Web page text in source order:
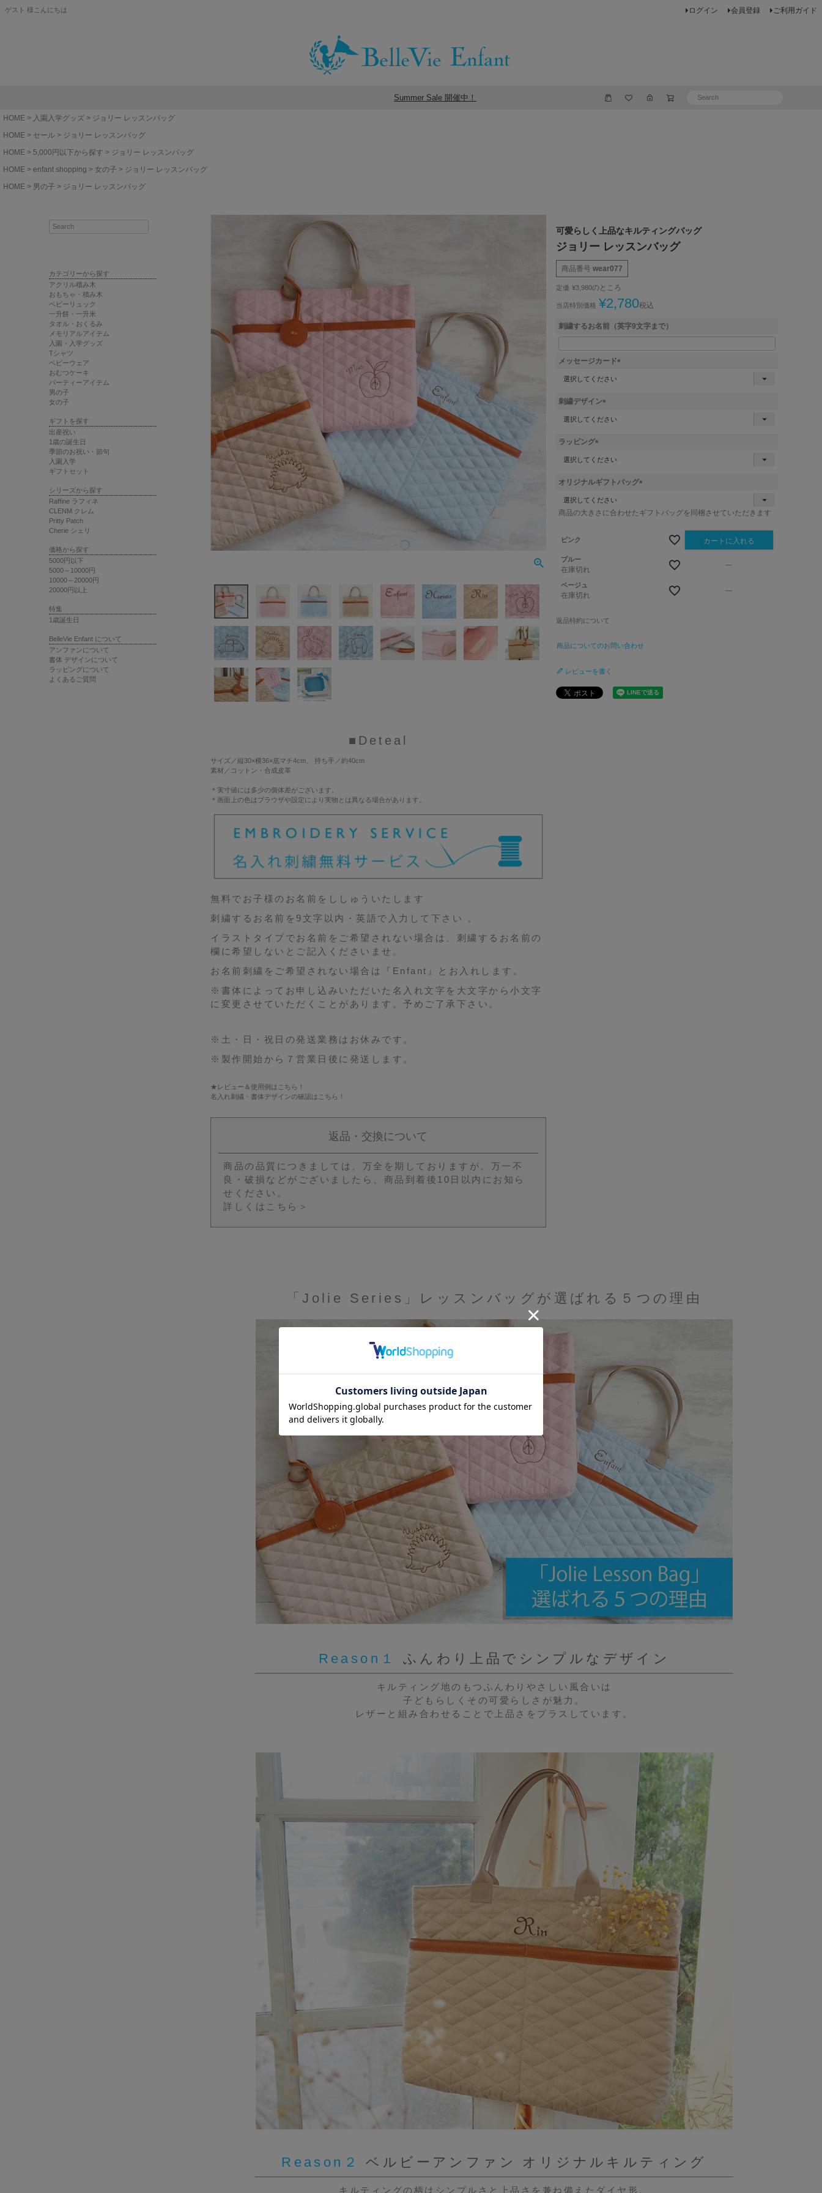
ゲスト 様こんにちは ログイン 会員登録 ご利用ガイド
Summer Sale 開催中！
HOME 入園入学グッズ
ジョリー レッスンバッグ
HOME
セール
ジョリー レッスンバッグ
HOME
5,000円以下から探す
ジョリー レッスンバッグ
HOME
enfant shopping 女の子
ジョリー レッスンバッグ
HOME
男の子 ジョリー レッスンバッグ
カテゴリーから探す
アクリル積み木
おもちゃ・積み木
ベビーリュック
一升餅・一升米
タオル・おくるみ
メモリアルアイテム
入園・入学グッズ
Tシャツ
ベビーウェア
おむつケーキ
パーティーアイテム
男の子
女の子
ギフトを探す
出産祝い
1歳の誕生日
季節のお祝い・節句
入園入学
ギフトセット
シリーズから探す
Raffine ラフィネ
CLENM クレム
Pritty Patch
Cherie シェリ
価格から探す
5000円以下
5000～10000円
10000～20000円
20000円以上
特集
1歳誕生日
BelleVie Enfant について
アンファンについて
書体 デザインについて
ラッピングについて
よくあるご質問
■Deteal
サイズ ／縦30×横36×底マチ4cm、 持ち手／約40cm
素材 ／コットン・合成皮革
＊実寸値には多少の個体差がございます。
＊画面上の色はブラウザや設定により実物とは異なる場合があります。
無料でお子様のお名前をししゅういたします
刺繍するお名前を9文字以内・英語で入力して下さい 。
イラストタイプでお名前をご希望されない場合は、刺繍するお名前の
欄に希望しないとご記入くださいませ。
お名前刺繍をご希望されない場合は『Enfant』とお入れします。
※書体によってお申し込みいただいた名入れ文字を大文字から小文字
に変更させていただくことがあります。予めご了承下さい。
※土・日・祝日の発送業務はお休みです。
※製作開始から７営業日後に発送します。
★レビュー＆使用例は こちら！
名入れ刺繍・書体デザインの確認は こちら！
返品・交換について
商品の品質につきましては、万全を期しておりますが、万一不
良・破損などがございましたら、商品到着後10日以内にお知ら
せください。
詳しくはこちら＞
可愛らしく上品なキルティングバッグ
ジョリー レッスンバッグ
商品番号 wear077
定価 ¥3,980のところ
当店特別価格 ¥2,780税込
刺繍するお名前（英字9文字まで）
メッセージカード
刺繍デザイン
(
ラッピング
須
オリジナルギフトバッグ
須
商品の大きさに合わせたギフトバッグを同梱させていただきます
ピンク カートに入れる
ブルー
在庫切れ
—
ベージュ
在庫切れ
—
返品特約について
商品についてのお問い合わせ
レビューを書く
「Jolie Series」レッスンバッグが選ばれる５つの理由
Reason１ ふんわり上品でシンプルなデザイン
キルティング地のもつふんわりやさしい風合いは
子どもらしくその可愛らしさが魅力。
レザーと組み合わせることで上品さをプラスしています。
Reason２ベルビーアンファン オリジナルキルティング
キルティングの柄はシンプルさと上品さを兼ね備えたダイヤ形。